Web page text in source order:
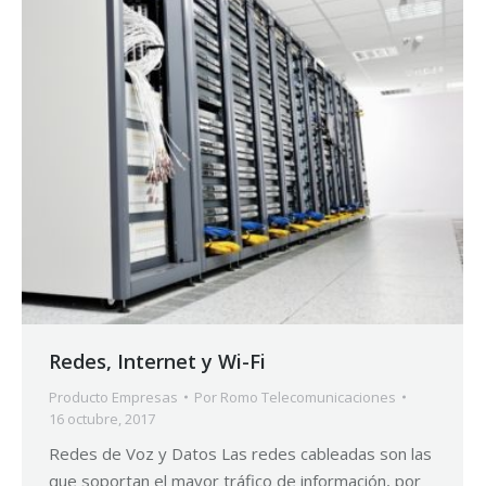
Redes, Internet y Wi-Fi
Producto Empresas Por Romo Telecomunicaciones
16 octubre, 2017
Redes de Voz y Datos Las redes cableadas son las
que soportan el mayor tráfico de información, por